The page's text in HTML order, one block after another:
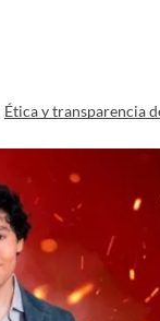
Ética y transparencia